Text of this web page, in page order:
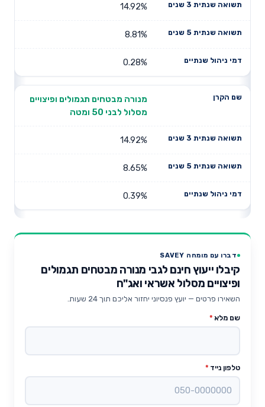
14.92%
8.81%
0.28%
מנורה מבטחים תגמולים ופיצויים
מסלול לבני 50 ומטה
14.92%
8.65%
0.39%
דברו עם מומחה SAVEY
קיבלו ייעוץ חינם לגבי מנורה מבטחים תגמולים
ופיצויים מסלול אשראי ואג"ח
השאירו פרטים — יועץ פנסיוני יחזור אליכם תוך 24 שעות.
שם מלא *
טלפון נייד *